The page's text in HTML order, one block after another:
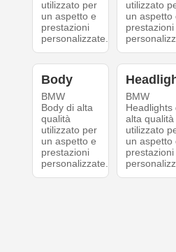
utilizzato per
un aspetto e
prestazioni
personalizzate.
utilizzato
un aspetto
prestazioni
Body
BMW
Body di alta
qualità
utilizzato per
un aspetto e
prestazioni
personalizzate.
BMW
Headlights
alta qualità
utilizzato
un aspetto
prestazioni